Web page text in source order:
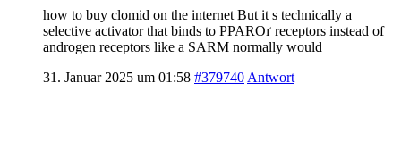
how to buy clomid on the internet But it s technically a
selective activator that binds to PPARОґ receptors instead of
androgen receptors like a SARM normally would
31. Januar 2025 um 01:58 #379740 Antwort